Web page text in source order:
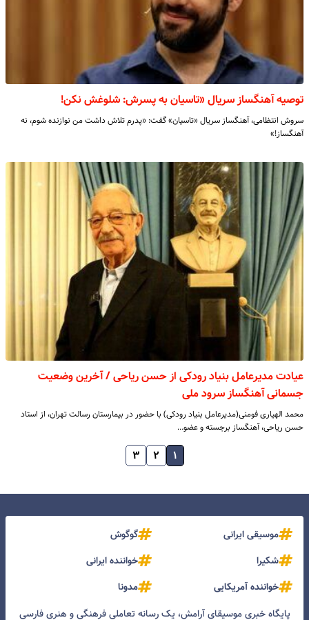
توصیه آهنگساز سریال «تاسیان به پسرش: شلوغش نکن!
سروش انتظامی، آهنگساز سریال «تاسیان» گفت: «پدرم تلاش داشت من نوازنده شوم، نه
آهنگساز!»
عیادت مدیرعامل بنیاد رودکی از حسن ریاحی / آخرین وضعیت
جسمانی آهنگساز سرود ملی
محمد الهیاری فومنی(مدیرعامل بنیاد رودکی) با حضور در بیمارستان‌ رسالت تهران، از استاد
حسن ریاحی، آهنگساز برجسته و عضو…
۱ ۲ ۳
موسیقی ایرانی
گوگوش
شکیرا
خواننده ایرانی
خواننده آمریکایی
مدونا
پایگاه خبری موسیقای آرامش، یک رسانه تعاملی فرهنگی و هنری فارسی